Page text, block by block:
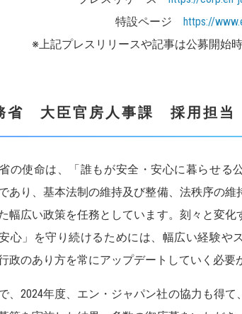
特設ページ https://
※上記プレスリリースや記事は公募開始
省 大臣官房人事課 採用担
の使命は、「誰もが安全・安心に暮らせる
あり、基本法制の維持及び整備、法秩序の維
幅広い政策を任務としています。刻々と変化
心」を守り続けるためには、幅広い経験や
政のあり方を常にアップデートしていく必要
、2024年度、エン・ジャパン社の協力も得て